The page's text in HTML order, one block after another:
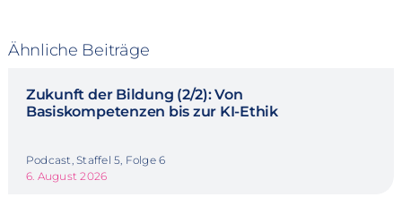
Ähnliche Beiträge
Zukunft der Bildung (2/2): Von
Basiskompetenzen bis zur KI-Ethik
Podcast, Staffel 5, Folge 6
6. August 2026